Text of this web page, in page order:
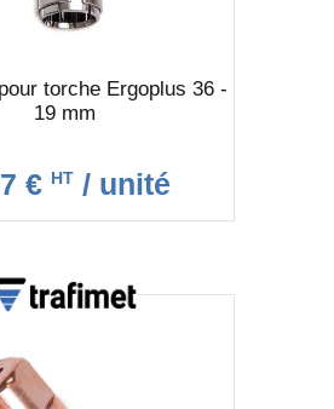
torche Ergoplus 36 -
19 mm
€ HT / unité